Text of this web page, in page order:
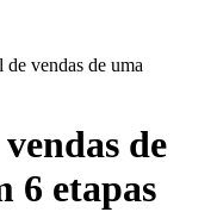
vendas de uma
de
6 etapas